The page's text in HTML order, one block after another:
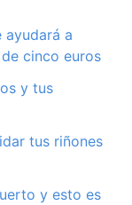
ayudará a
cinco euros
y tus
tus riñones
y esto es